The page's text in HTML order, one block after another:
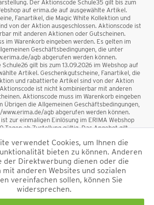
Der Aktionscode Schule35 gilt bis zum
auf erima.de auf ausgewählte Artikel.
Fanartikel, die Magic White Kollektion und
von der Aktion ausgeschlossen. Aktionscode ist
mit anderen Aktionen oder Gutscheinen.
im Warenkorb eingeben werden. Es gelten im
Geschäftsbedingungen, die unter
agb abgerufen werden können.
gilt bis zum 13.09.2026 im Webshop auf
Artikel. Geschenkgutscheine, Fanartikel, die
und rabattierte Artikel sind von der Aktion
ist nicht kombinierbar mit anderen
Aktionscode muss im Warenkorb eingeben
Übrigen die Allgemeinen Geschäftsbedingungen,
agb abgerufen werden können.
zur einmaligen Einlösung im ERIMA Webshop
Tagen ab Zustellung gültig. Das Angebot gilt
sind vom Rabatt ausgeschlossen. Der
mit anderen Aktionen oder Gutscheinen
Der Mindestbestellwert beträgt 50 €
sich inkl. Mehrwertsteuer und zzgl.
ggf. Nachnahmegebühren, wenn nicht anders
beschrieben.
verwendet Cookies, um Ihnen die
bieten zu können. Anderen
der Direktwerbung dienen oder die
anderen Websites und sozialen
vereinfachen sollen, können Sie
widersprechen.